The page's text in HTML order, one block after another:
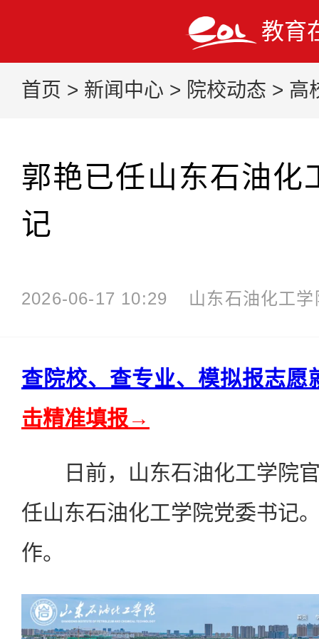
教育
首页 > 新闻中心 > 院校动态 > 高
郭艳已任山东石油化
记
2026-06-17 10:29 山东石油化工学
查院校、查专业、模拟报志
击精准填报→
日前，山东石油化工学院官
任山东石油化工学院党委书记
作。